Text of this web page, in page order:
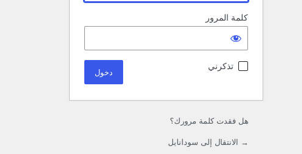
كلمة المرور
تذكرني
هل فقدت كلمة مرورك؟
→ الانتقال إلى سودانايل